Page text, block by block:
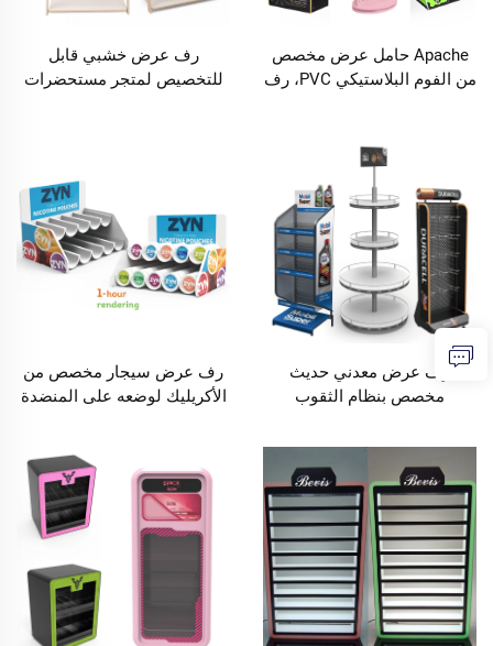
Apache حامل عرض مخصص
من الفوم البلاستيكي PVC، رف
التجزئة
رف عرض خشبي قابل
للتخصيص لمتجر مستحضرات
رف عرض معدني حديث
مخصص بنظام الثقوب
الأرضية، مناسب لنقطة البيع
في المتاجر ومحلات
السوبرماركت
رف عرض سيجار مخصص من
الأكريليك لوضعه على المنضدة